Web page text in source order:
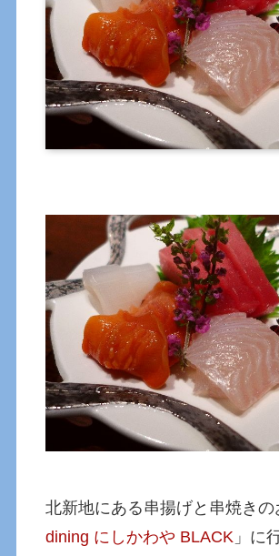
北新地にある串揚げと串焼きの
dining にしかわや BLACK 」に